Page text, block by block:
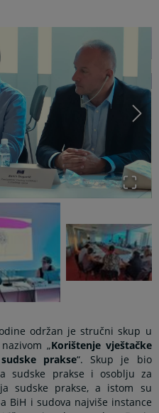
održan je stručni skup u
„Korištenje vještačke
prakse“. Skup je bio
sudske prakse i osoblju za
sudske prakse, a istom su
BiH i sudova najviše instance